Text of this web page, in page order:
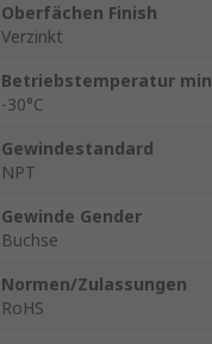
Oberfächen Finish
Verzinkt
Betriebstemperatur
-30°C
Gewindestandard
NPT
Gewinde Gender
Buchse
Normen/Zulassungen
RoHS